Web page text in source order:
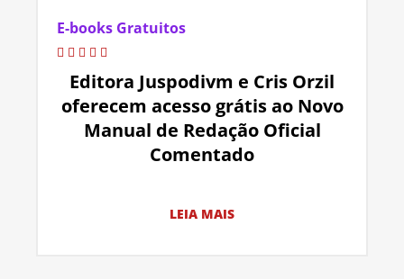
E-books Gratuitos
Editora Juspodivm e Cris Orzil
oferecem acesso grátis ao Novo
Manual de Redação Oficial
Comentado
LEIA MAIS